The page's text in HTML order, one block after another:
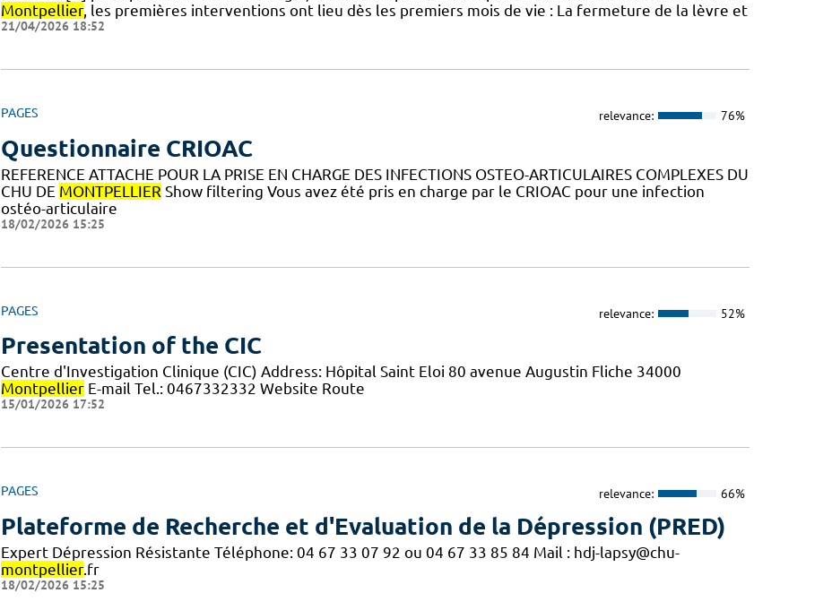
Montpellier, les premières interventions ont lieu dès les premiers mois de vie : La fermeture de la lèvre et
21/04/2026 18:52
PAGES relevance: 76%
Questionnaire CRIOAC
REFERENCE ATTACHE POUR LA PRISE EN CHARGE DES INFECTIONS OSTEO-ARTICULAIRES COMPLEXES DU
CHU DE MONTPELLIER Show filtering Vous avez été pris en charge par le CRIOAC pour une infection
ostéo-articulaire
18/02/2026 15:25
PAGES relevance: 52%
Presentation of the CIC
Centre d'Investigation Clinique (CIC) Address: Hôpital Saint Eloi 80 avenue Augustin Fliche 34000
MontpellierE-mail Tel.: 0467332332 Website Route
15/01/2026 17:52
PAGES relevance: 66%
Plateforme de Recherche et d'Evaluation de la Dépression (PRED)
Expert Dépression Résistante Téléphone: 04 67 33 07 92 ou 04 67 33 85 84 Mail : hdj-lapsy@chu-
montpellier.fr
18/02/2026 15:25